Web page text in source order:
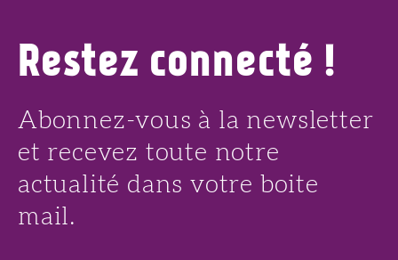
Restez connecté !
Abonnez-vous à la newsletter
et recevez toute notre
actualité dans votre boite
mail.